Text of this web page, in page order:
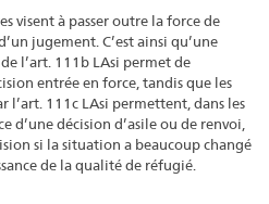
visent à passer outre la force de
jugement. C’est ainsi qu’une
l’art. 111b LAsi permet de
entrée en force, tandis que les
l’art. 111c LAsi permettent, dans les
d’une décision d’asile ou de renvoi,
si la situation a beaucoup changé
de la qualité de réfugié.